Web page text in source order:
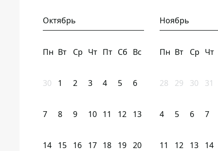
Октябрь
Пн Вт Ср Чт Пт Сб Вс
30 1 2 3 4 5 6
7 8 9 10 11 12 13
14 15 16 17 18 19 20
Ноябрь
Пн Вт Ср Чт
28 29 30 31
4 5 6 7
11 12 13 14